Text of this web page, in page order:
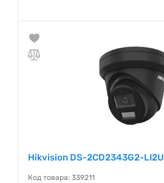
Hikvision DS-2CD2343G2-
Код товара: 339211